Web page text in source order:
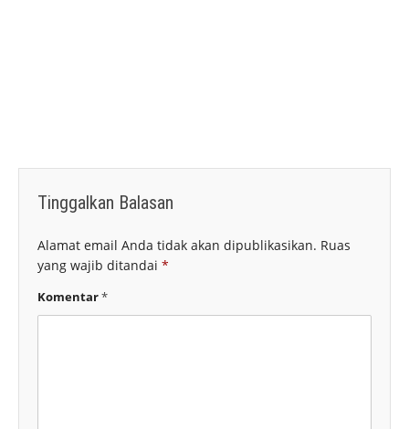
Tinggalkan Balasan
Alamat email Anda tidak akan dipublikasikan. Ruas
yang wajib ditandai *
Komentar*